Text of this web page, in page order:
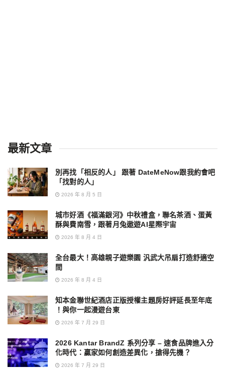
最新文章
別再找「相反的人」 跟著 DateMeNow跟我約會吧
「找對的人」
2026 年 8 月 5 日
城市好酒《福滿銀河》中秋禮盒，聯名茶酒、蛋黃
酥與費南雪，跟著月兔遨遊AI星際宇宙
2026 年 8 月 4 日
全台最大！高雄親子遊樂園 汎武大吊扇打造舒適空
間
2026 年 8 月 4 日
知本金聯世紀酒店正版授權主題房好評延長至年底
！與你一起漫遊台東
2026 年 7 月 29 日
2026 Kantar BrandZ 系列分享 – 速食品牌進入分
化時代：贏家如何創造差異化，搶得先機？
2026 年 7 月 29 日